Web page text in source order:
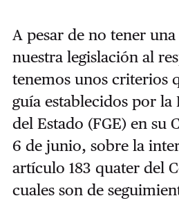
A pesar de no tener
nuestra legislación al
tenemos unos criterios
guía establecidos por la
del Estado (FGE) en su
6 de junio, sobre la
artículo 183 quater del
cuales son de